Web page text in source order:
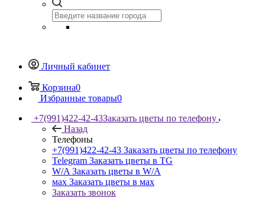
Личный кабинет
Корзина0
Избранные товары0
+7(991)422-42-43Заказать цветы по телефону
Назад
Телефоны
+7(991)422-42-43 Заказать цветы по телефону
Telegram Заказать цветы в TG
W/A Заказать цветы в W/A
мах Заказать цветы в мах
Заказать звонок